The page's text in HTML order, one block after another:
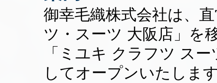
御幸毛織株式会社は、
ツ・スーツ 大阪店」を
「ミユキ クラフツ ス
してオープンいたしま